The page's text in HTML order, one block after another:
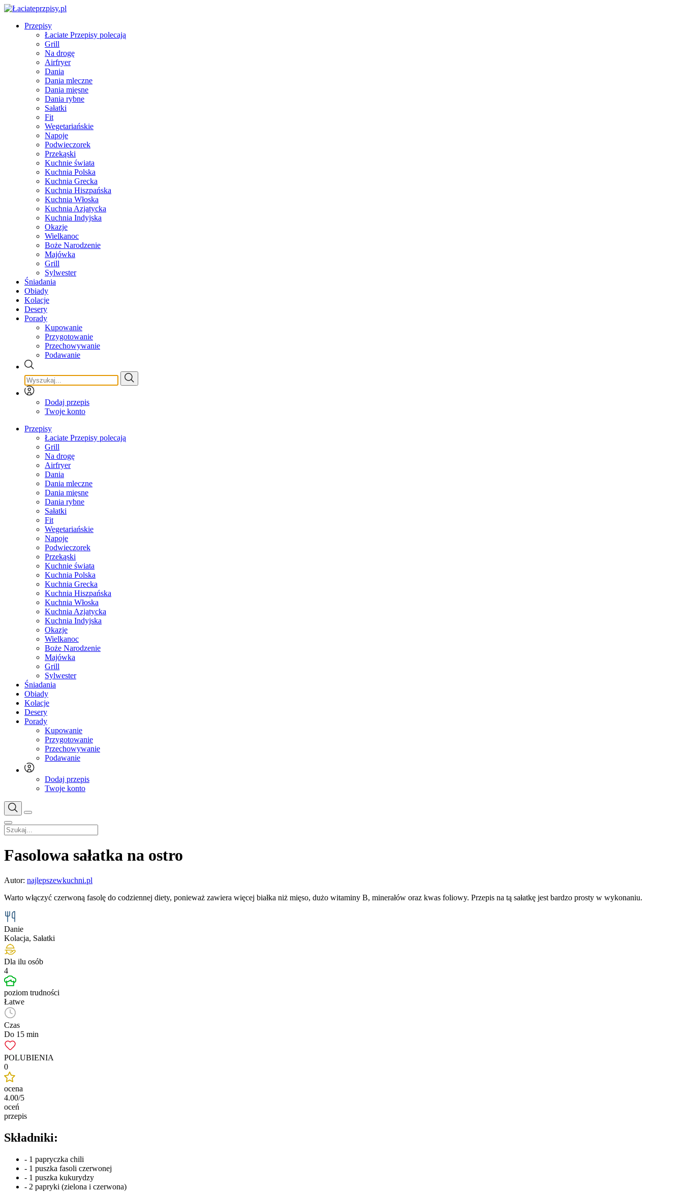
Przepisy
Łaciate Przepisy polecają
Grill
Na drogę
Airfryer
Dania
Dania mleczne
Dania mięsne
Dania rybne
Sałatki
Fit
Wegetariańskie
Napoje
Podwieczorek
Przekąski
Kuchnie świata
Kuchnia Polska
Kuchnia Grecka
Kuchnia Hiszpańska
Kuchnia Włoska
Kuchnia Azjatycka
Kuchnia Indyjska
Okazje
Wielkanoc
Boże Narodzenie
Majówka
Grill
Sylwester
Śniadania
Obiady
Kolacje
Desery
Porady
Kupowanie
Przygotowanie
Przechowywanie
Podawanie
Dodaj przepis
Twoje konto
Przepisy
Łaciate Przepisy polecają
Grill
Na drogę
Airfryer
Dania
Dania mleczne
Dania mięsne
Dania rybne
Sałatki
Fit
Wegetariańskie
Napoje
Podwieczorek
Przekąski
Kuchnie świata
Kuchnia Polska
Kuchnia Grecka
Kuchnia Hiszpańska
Kuchnia Włoska
Kuchnia Azjatycka
Kuchnia Indyjska
Okazje
Wielkanoc
Boże Narodzenie
Majówka
Grill
Sylwester
Śniadania
Obiady
Kolacje
Desery
Porady
Kupowanie
Przygotowanie
Przechowywanie
Podawanie
Dodaj przepis
Twoje konto
Fasolowa sałatka na ostro
Autor: najlepszewkuchni.pl
Warto włączyć czerwoną fasolę do codziennej diety, ponieważ zawiera więcej białka niż mięso, dużo witaminy B, minerałów oraz kwas foliowy. Przepis na tą sałatkę jest bardzo prosty w wykonaniu.
Danie
Kolacja, Sałatki
Dla ilu osób
4
poziom trudności
Łatwe
Czas
Do 15 min
POLUBIENIA
0
ocena
4.00/5
oceń
przepis
Składniki:
- 1 papryczka chili
- 1 puszka fasoli czerwonej
- 1 puszka kukurydzy
- 2 papryki (zielona i czerwona)